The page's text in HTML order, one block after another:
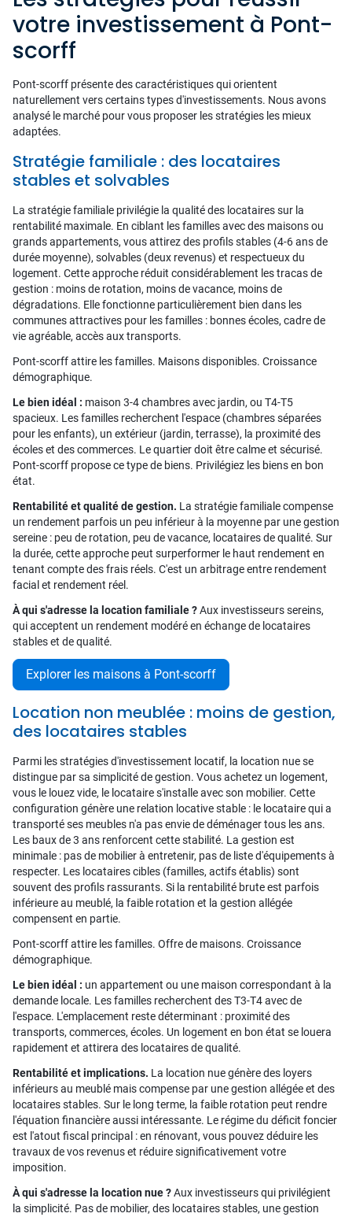
votre investissement à Pont-
scorff
Pont-scorff présente des caractéristiques qui orientent
naturellement vers certains types d'investissements. Nous avons
analysé le marché pour vous proposer les stratégies les mieux
adaptées.
Stratégie familiale : des locataires
stables et solvables
La stratégie familiale privilégie la qualité des locataires sur la
rentabilité maximale. En ciblant les familles avec des maisons ou
grands appartements, vous attirez des profils stables (4-6 ans de
durée moyenne), solvables (deux revenus) et respectueux du
logement. Cette approche réduit considérablement les tracas de
gestion : moins de rotation, moins de vacance, moins de
dégradations. Elle fonctionne particulièrement bien dans les
communes attractives pour les familles : bonnes écoles, cadre de
vie agréable, accès aux transports.
Pont-scorff attire les familles. Maisons disponibles. Croissance
démographique.
Le bien idéal : maison 3-4 chambres avec jardin, ou T4-T5
spacieux. Les familles recherchent l'espace (chambres séparées
pour les enfants), un extérieur (jardin, terrasse), la proximité des
écoles et des commerces. Le quartier doit être calme et sécurisé.
Pont-scorff propose ce type de biens. Privilégiez les biens en bon
état.
Rentabilité et qualité de gestion. La stratégie familiale compense
un rendement parfois un peu inférieur à la moyenne par une gestion
sereine : peu de rotation, peu de vacance, locataires de qualité. Sur
la durée, cette approche peut surperformer le haut rendement en
tenant compte des frais réels. C'est un arbitrage entre rendement
facial et rendement réel.
À qui s'adresse la location familiale ?Aux investisseurs sereins,
qui acceptent un rendement modéré en échange de locataires
stables et de qualité.
Explorer les maisons à Pont-scorff
Location non meublée : moins de gestion,
des locataires stables
Parmi les stratégies d'investissement locatif, la location nue se
distingue par sa simplicité de gestion. Vous achetez un logement,
vous le louez vide, le locataire s'installe avec son mobilier. Cette
configuration génère une relation locative stable : le locataire qui a
transporté ses meubles n'a pas envie de déménager tous les ans.
Les baux de 3 ans renforcent cette stabilité. La gestion est
minimale : pas de mobilier à entretenir, pas de liste d'équipements à
respecter. Les locataires cibles (familles, actifs établis) sont
souvent des profils rassurants. Si la rentabilité brute est parfois
inférieure au meublé, la faible rotation et la gestion allégée
compensent en partie.
Pont-scorff attire les familles. Offre de maisons. Croissance
démographique.
Le bien idéal : un appartement ou une maison correspondant à la
demande locale. Les familles recherchent des T3-T4 avec de
l'espace. L'emplacement reste déterminant : proximité des
transports, commerces, écoles. Un logement en bon état se louera
rapidement et attirera des locataires de qualité.
Rentabilité et implications. La location nue génère des loyers
inférieurs au meublé mais compense par une gestion allégée et des
locataires stables. Sur le long terme, la faible rotation peut rendre
l'équation financière aussi intéressante. Le régime du déficit foncier
est l'atout fiscal principal : en rénovant, vous pouvez déduire les
travaux de vos revenus et réduire significativement votre
imposition.
À qui s'adresse la location nue ?Aux investisseurs qui privilégient
la simplicité. Pas de mobilier, des locataires stables, une gestion